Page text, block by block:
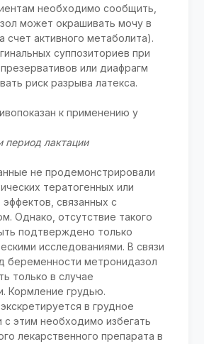
необходимо сообщить,
может окрашивать мочу в
счет активного метаболита).
суппозиториев при
или диафрагм
риск разрыва латекса.
к применению у
период лактации
не продемонстрировали
тератогенных или
связанных с
Однако, отсутствие такого
подтверждено только
исследованиями. В связи
беременности метронидазол
только в случае
Кормление грудью.
в грудное
с этим необходимо избегать
лекарственного препарата в